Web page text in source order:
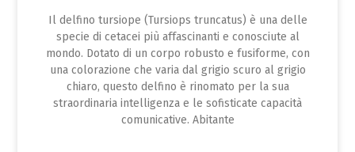
Il delfino tursiope (Tursiops truncatus) è una delle
specie di cetacei più affascinanti e conosciute al
mondo. Dotato di un corpo robusto e fusiforme, con
una colorazione che varia dal grigio scuro al grigio
chiaro, questo delfino è rinomato per la sua
straordinaria intelligenza e le sofisticate capacità
comunicative. Abitante